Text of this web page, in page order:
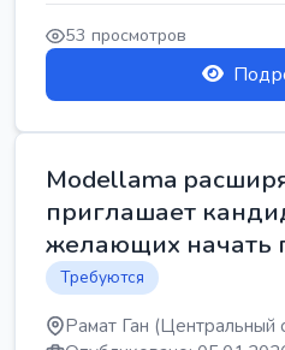
53 просмотров
Modellama
приглашает
желающих начать
Требуются
Рамат Ган (Центральный